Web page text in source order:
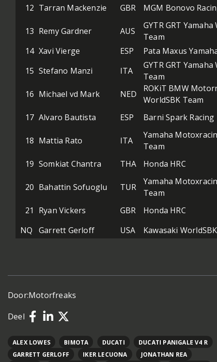
12 Tarran Mackenzie GBR MGM Bonovo
13 Remy Gardner AUS
GYTR GRT Yamaha
Team
14 Xavi Vierge ESP
Pata Maxus
15 Stefano Manzi ITA
GYTR GRT Yamaha
Team
16 Michael vd Mark NED
ROKiT BMW
WorldSBK Team
17 Alvaro Bautista ESP Barni Spark Racing
18 Mattia Rato ITA
Yamaha
Team
19 Somkiat Chantra THA Honda HRC
20 Bahattin Sofuoglu TUR
Yamaha
Team
21
Ryan Vickers GBR
Honda HRC
NQ
Garrett Gerloff USA Kawasaki
Door:Motorfreaks
Deel
ALEX LOWES BIMOTA DUCATI
DUCATI PANIGALE V4 R
GARRETT GERLOFF
IKER LECUONA
JONATHAN REA